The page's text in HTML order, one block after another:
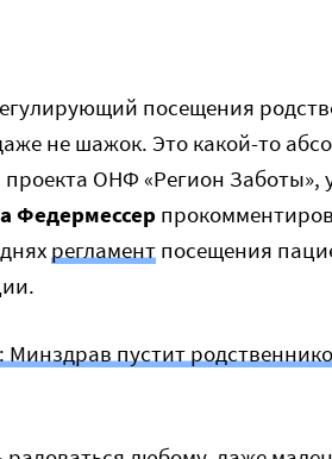
посещения
не шажок. Это какой-то
ОНФ «Регион Заботы»,
Федермессер
регламент посещения
Минздрав пустит